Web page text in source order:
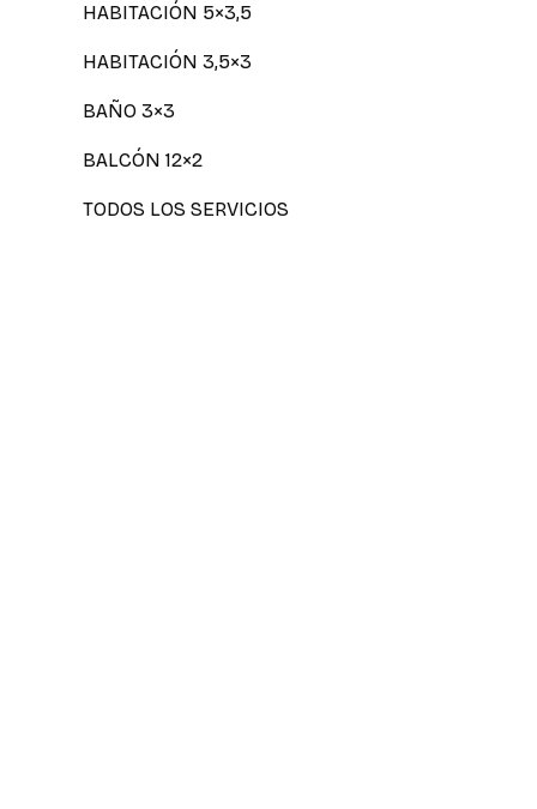
HABITACIÓN 5×3,5
HABITACIÓN 3,5×3
BAÑO 3×3
BALCÓN 12×2
TODOS LOS SERVICIOS